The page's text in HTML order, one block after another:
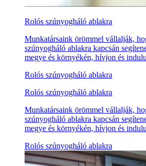
Rolós szúnyogháló ablakra
Munkatársaink örömmel vállalják,
szúnyogháló ablakra kapcsán
megye és környékén, hívjon és
Rolós szúnyogháló ablakra
Rolós szúnyogháló ablakra
Munkatársaink örömmel vállalják,
szúnyogháló ablakra kapcsán
megye és környékén, hívjon és
Rolós szúnyogháló ablakra